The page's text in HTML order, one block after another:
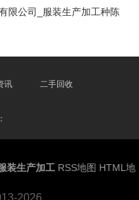
限公司_服装生产加工种陈
讯 二手回收
装生产加工 RSS地图 HTML地
2026